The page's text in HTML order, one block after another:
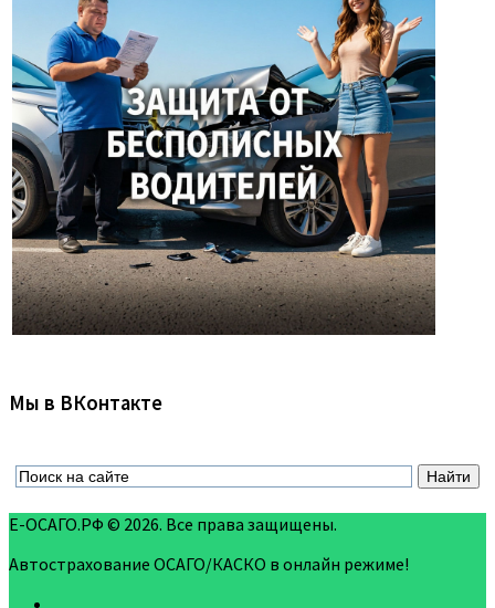
Мы в ВКонтакте
Е-ОСАГО.РФ © 2026. Все права защищены.
Автострахование ОСАГО/КАСКО в онлайн режиме!